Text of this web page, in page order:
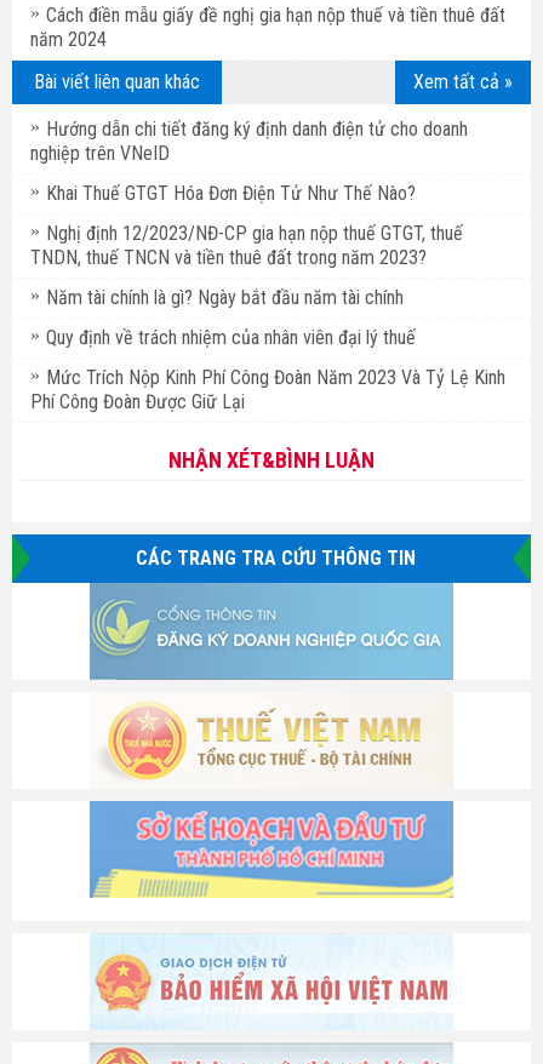
Cách điền mẫu giấy đề nghị gia hạn nộp thuế và tiền thuê đất
năm 2024
Xem tất cả »
Bài viết liên quan khác
Hướng dẫn chi tiết đăng ký định danh điện tử cho doanh
nghiệp trên VNeID
Khai Thuế GTGT Hóa Đơn Điện Tử Như Thế Nào?
Nghị định 12/2023/NĐ-CP gia hạn nộp thuế GTGT, thuế
TNDN, thuế TNCN và tiền thuê đất trong năm 2023?
Năm tài chính là gì? Ngày bắt đầu năm tài chính
Quy định về trách nhiệm của nhân viên đại lý thuế
Mức Trích Nộp Kinh Phí Công Đoàn Năm 2023 Và Tỷ Lệ Kinh
Phí Công Đoàn Được Giữ Lại
NHẬN XÉT&BÌNH LUẬN
CÁC TRANG TRA CỨU THÔNG TIN